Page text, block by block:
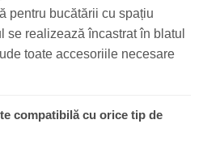
pentru bucătării cu spațiu
se realizează încastrat în blatul
toate accesoriile necesare
compatibilă cu orice tip de